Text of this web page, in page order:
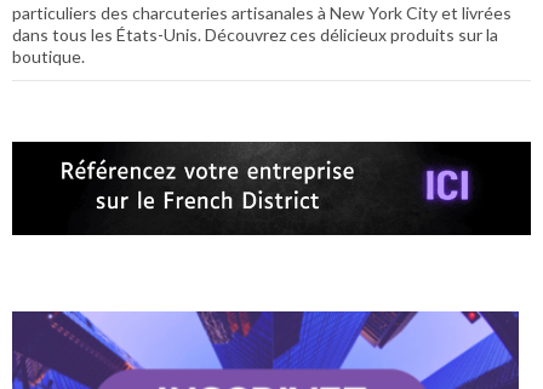
particuliers des charcuteries artisanales à New York City et livrées
dans tous les États-Unis. Découvrez ces délicieux produits sur la
boutique.